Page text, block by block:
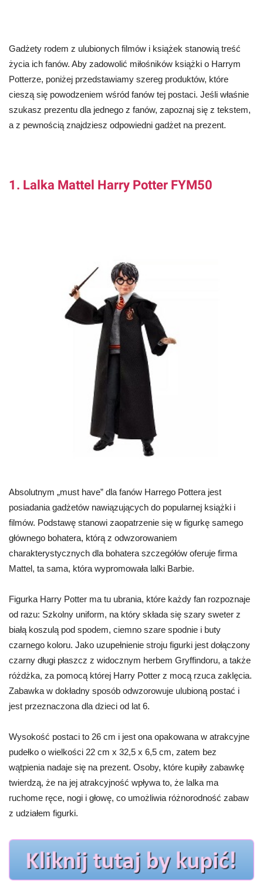
Gadżety rodem z ulubionych filmów i książek stanowią treść
życia ich fanów. Aby zadowolić miłośników książki o Harrym
Potterze, poniżej przedstawiamy szereg produktów, które
cieszą się powodzeniem wśród fanów tej postaci. Jeśli właśnie
szukasz prezentu dla jednego z fanów, zapoznaj się z tekstem,
a z pewnością znajdziesz odpowiedni gadżet na prezent.
1. Lalka Mattel Harry Potter FYM50
Absolutnym „must have” dla fanów Harrego Pottera jest
posiadania gadżetów nawiązujących do popularnej książki i
filmów. Podstawę stanowi zaopatrzenie się w figurkę samego
głównego bohatera, którą z odwzorowaniem
charakterystycznych dla bohatera szczegółów oferuje firma
Mattel, ta sama, która wypromowała lalki Barbie.
Figurka Harry Potter ma tu ubrania, które każdy fan rozpoznaje
od razu: Szkolny uniform, na który składa się szary sweter z
białą koszulą pod spodem, ciemno szare spodnie i buty
czarnego koloru. Jako uzupełnienie stroju figurki jest dołączony
czarny długi płaszcz z widocznym herbem Gryffindoru, a także
różdżka, za pomocą której Harry Potter z mocą rzuca zaklęcia.
Zabawka w dokładny sposób odwzorowuje ulubioną postać i
jest przeznaczona dla dzieci od lat 6.
Wysokość postaci to 26 cm i jest ona opakowana w atrakcyjne
pudełko o wielkości 22 cm x 32,5 x 6,5 cm, zatem bez
wątpienia nadaje się na prezent. Osoby, które kupiły zabawkę
twierdzą, że na jej atrakcyjność wpływa to, że lalka ma
ruchome ręce, nogi i głowę, co umożliwia różnorodność zabaw
z udziałem figurki.